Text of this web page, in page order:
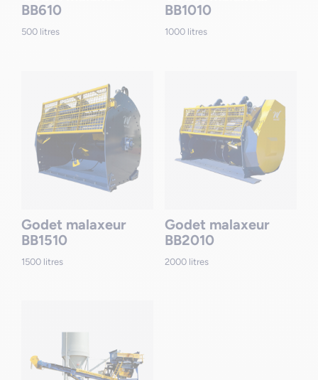
BB610
500 litres
BB1010
1000 litres
Godet malaxeur
BB1510
1500 litres
Godet malaxeur
BB2010
2000 litres